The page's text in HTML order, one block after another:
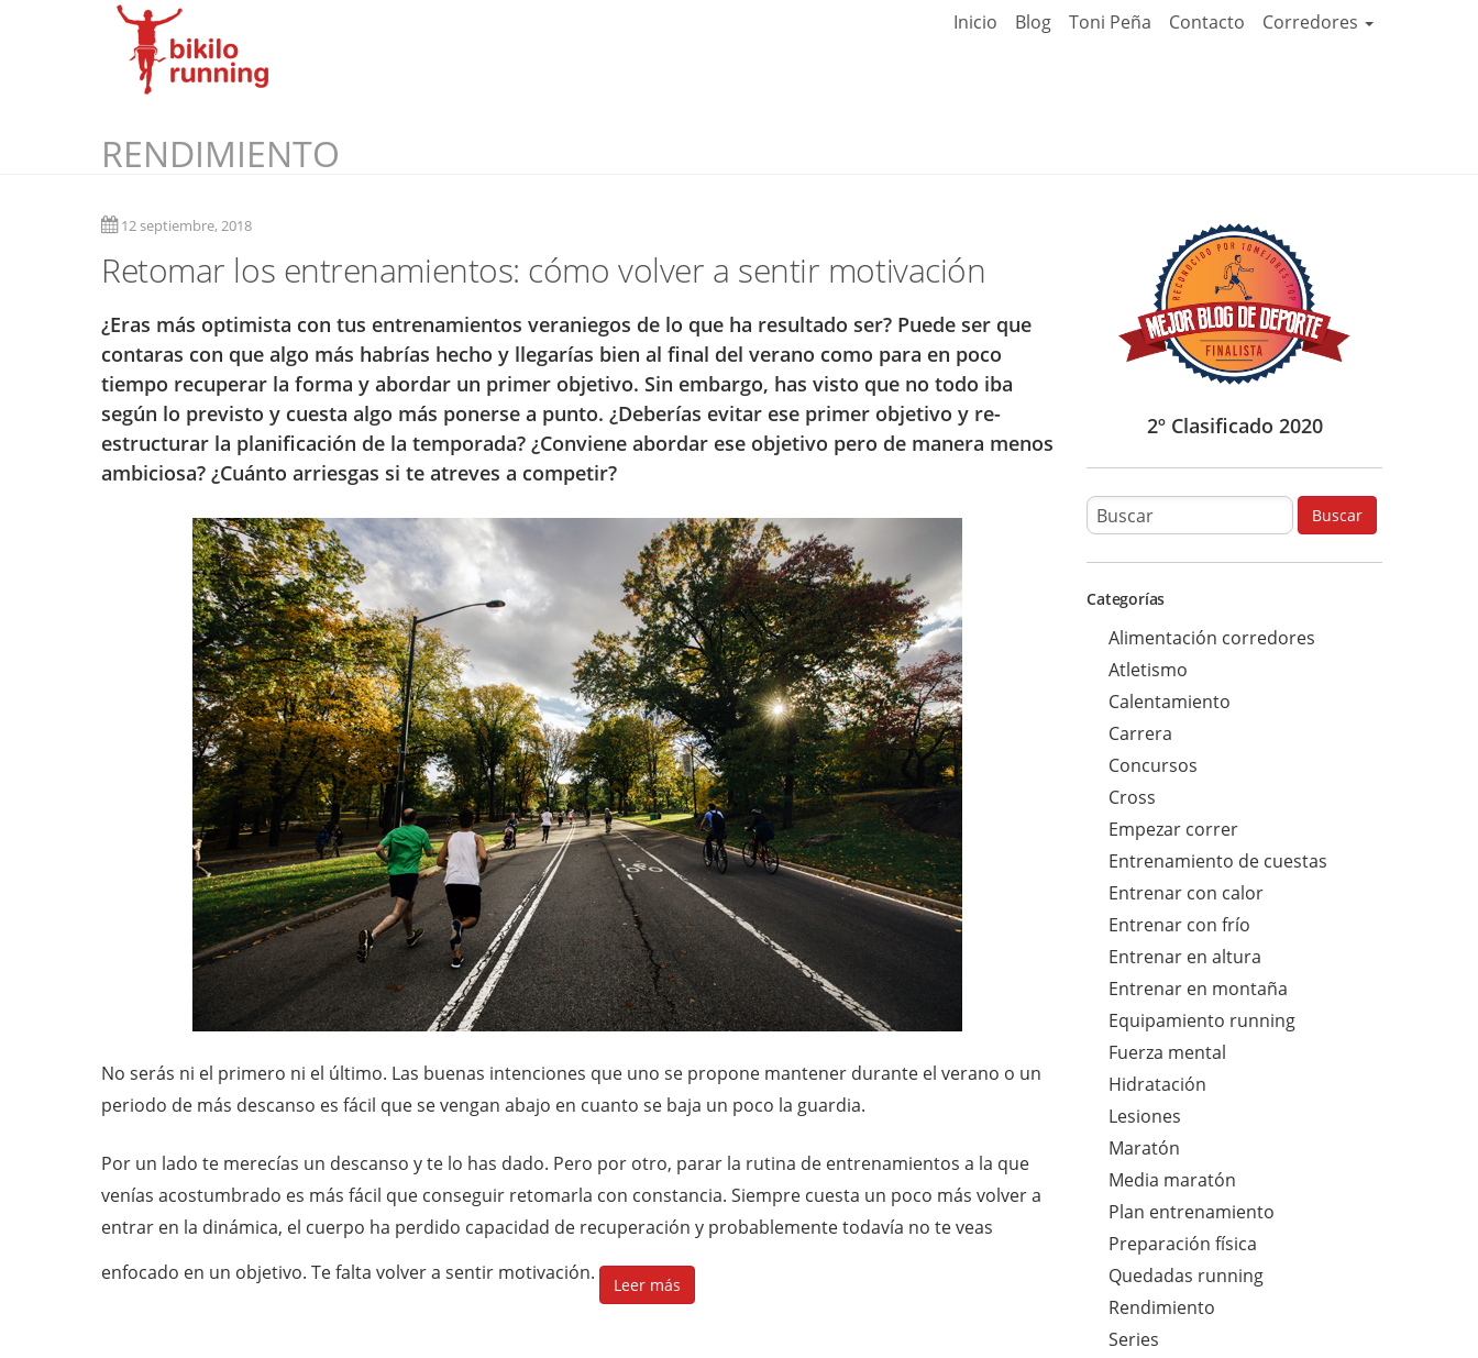
Inicio Blog Toni Peña Contacto Corredores
RENDIMIENTO
12 septiembre, 2018
Retomar los entrenamientos: cómo volver a sentir motivación
¿Eras más optimista con tus entrenamientos veraniegos de lo que ha resultado ser? Puede ser que
contaras con que algo más habrías hecho y llegarías bien al final del verano como para en poco
tiempo recuperar la forma y abordar un primer objetivo. Sin embargo, has visto que no todo iba
según lo previsto y cuesta algo más ponerse a punto. ¿Deberías evitar ese primer objetivo y re-
estructurar la planificación de la temporada? ¿Conviene abordar ese objetivo pero de manera menos
ambiciosa? ¿Cuánto arriesgas si te atreves a competir?
No serás ni el primero ni el último. Las buenas intenciones que uno se propone mantener durante el verano o un
periodo de más descanso es fácil que se vengan abajo en cuanto se baja un poco la guardia.
Por un lado te merecías un descanso y te lo has dado. Pero por otro, parar la rutina de entrenamientos a la que
venías acostumbrado es más fácil que conseguir retomarla con constancia. Siempre cuesta un poco más volver a
entrar en la dinámica, el cuerpo ha perdido capacidad de recuperación y probablemente todavía no te veas
enfocado en un objetivo. Te falta volver a sentir motivación.
Leer más
2º Clasificado 2020
B
u
c
Buscar
Categorías
Alimentación corredores
Atletismo
Calentamiento
Carrera
Concursos
Cross
Empezar correr
Entrenamiento de cuestas
Entrenar con calor
Entrenar con frío
Entrenar en altura
Entrenar en montaña
Equipamiento running
Fuerza mental
Hidratación
Lesiones
Maratón
Media maratón
Plan entrenamiento
Preparación física
Quedadas running
Rendimiento
Series